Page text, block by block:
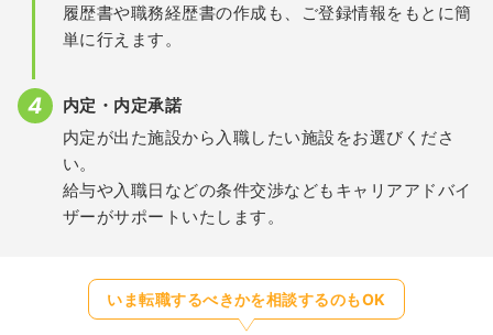
履歴書や職務経歴書の作成も、ご登録情報をもとに簡
単に行えます。
内定・内定承諾
内定が出た施設から入職したい施設をお選びくださ
い。
給与や入職日などの条件交渉などもキャリアアドバイ
ザーがサポートいたします。
いま転職するべきかを相談するのもOK